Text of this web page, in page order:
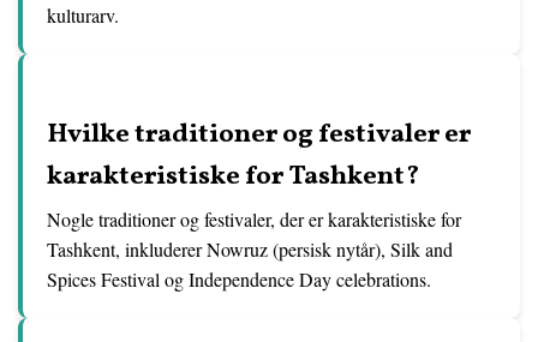
kulturarv.
Hvilke traditioner og festivaler er
karakteristiske for Tashkent?
Nogle traditioner og festivaler, der er karakteristiske for
Tashkent, inkluderer Nowruz (persisk nytår), Silk and
Spices Festival og Independence Day celebrations.